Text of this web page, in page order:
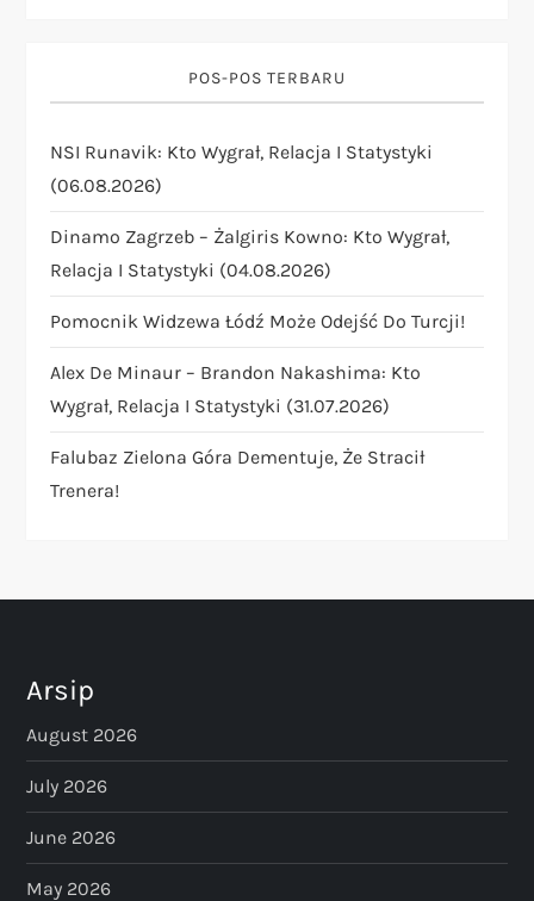
g
a
t
i
o
n
POS-POS TERBARU
NSI Runavik: Kto Wygrał, Relacja I Statystyki
(06.08.2026)
Dinamo Zagrzeb – Żalgiris Kowno: Kto Wygrał,
Relacja I Statystyki (04.08.2026)
Pomocnik Widzewa Łódź Może Odejść Do Turcji!
Alex De Minaur – Brandon Nakashima: Kto
Wygrał, Relacja I Statystyki (31.07.2026)
Falubaz Zielona Góra Dementuje, Że Stracił
Trenera!
Arsip
August 2026
July 2026
June 2026
May 2026